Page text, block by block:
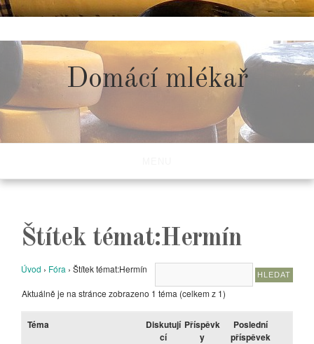
to
content
Domácí mlékař
Štítek témat:Hermín
Úvod › Fóra › Štítek témat:Hermín
Aktuálně je na stránce zobrazeno 1 téma (celkem z 1)
Téma
Diskutují
cí
Příspěvk
y
Poslední
příspěvek